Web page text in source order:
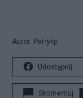
Autor: Patrykp
Udostępnij
Skomentuj